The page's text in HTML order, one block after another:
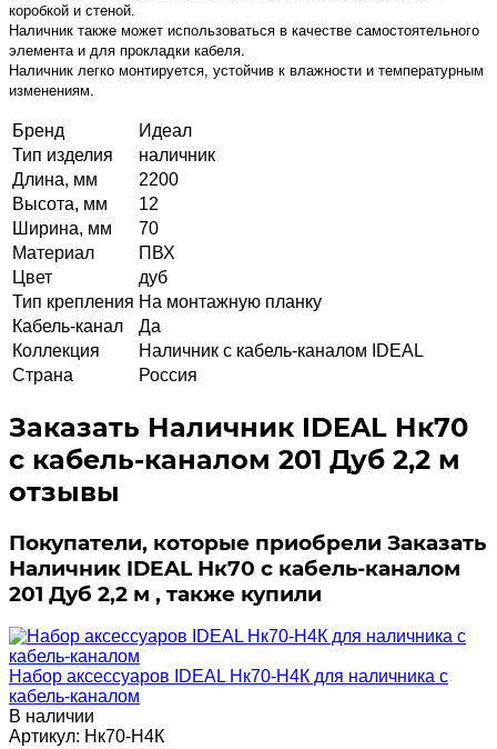
коробкой и стеной.
Наличник также может использоваться в качестве самостоятельного
элемента и для прокладки кабеля.
Наличник легко монтируется, устойчив к влажности и температурным
изменениям.
Бренд
Идеал
Тип изделия
наличник
Длина, мм
2200
Высота, мм
12
Ширина, мм
70
Материал
ПВХ
Цвет
дуб
Тип крепления На монтажную планку
Кабель-канал
Да
Коллекция
Наличник с кабель-каналом IDEAL
Страна
Россия
Заказать Наличник IDEAL Нк70
с кабель-каналом 201 Дуб 2,2 м
отзывы
Покупатели, которые приобрели Заказать
Наличник IDEAL Нк70 с кабель-каналом
201 Дуб 2,2 м , также купили
Набор аксессуаров IDEAL Нк70-Н4К для наличника с
кабель-каналом
В наличии
Артикул: Нк70-Н4К